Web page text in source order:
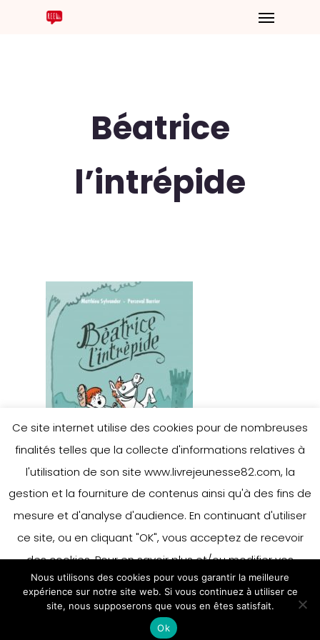
Béatrice
l’intrépide
Ce site internet utilise des cookies pour de nombreuses
finalités telles que la collecte d'informations relatives à
l'utilisation de son site www.livrejeunesse82.com, la
gestion et la fourniture de contenus ainsi qu'à des fins de
mesure et d'analyse d'audience. En continuant d'utiliser
ce site, ou en cliquant "OK", vous acceptez de recevoir
des cookies. Pour en savoir plus et/ou modifier vos
préférences en matière de cookies, merci de vous référer
à notre politique sur les cookies.
Accepter
En savoir plus
Nous utilisons des cookies pour vous garantir la meilleure
expérience sur notre site web. Si vous continuez à utiliser ce
site, nous supposerons que vous en êtes satisfait.
Ok